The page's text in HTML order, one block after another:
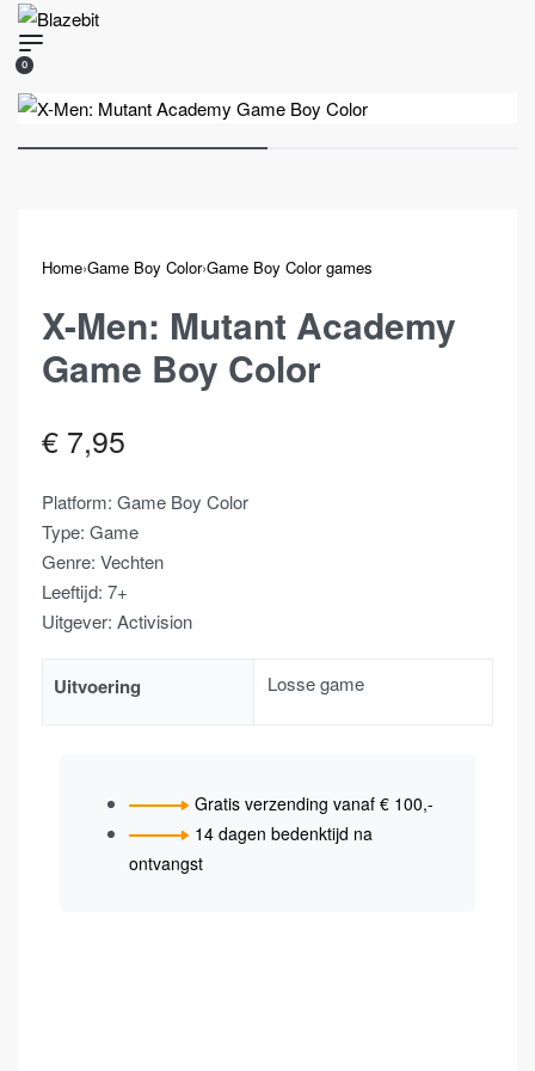
Skip
content
SEARCH
0OPEN
CART
Home›Game Boy Color›Game Boy Color games
X-Men: Mutant Academy
Game Boy Color
€ 7,95
Platform: Game Boy Color
Type: Game
Genre: Vechten
Leeftijd: 7+
Uitgever: Activision
Uitvoering Losse game
Gratis verzending vanaf € 100,-
14 dagen bedenktijd na
ontvangst